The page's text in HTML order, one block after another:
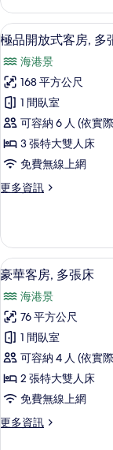
有
相
片
1
間
臥
(Penthouse)
的
詳
情
顯
示
極
品
開
放
式
客
房,
張
床,
海
灣
景
觀
的
所
有
相
8
極品開放式客房, 多
海港景
168 平方公尺
1 間臥室
可容納 6 人 (依實
3 張特大雙人床
免費無線上網
更多資訊
更
開
放
式
房,
多
張
床,
海
灣
景
觀
詳
顯
示
豪
華
客
房,
多
張
床
7
豪華客房, 多張床
海港景
76 平方公尺
1 間臥室
可容納 4 人 (依實
2 張特大雙人床
免費無線上網
更多資訊
更